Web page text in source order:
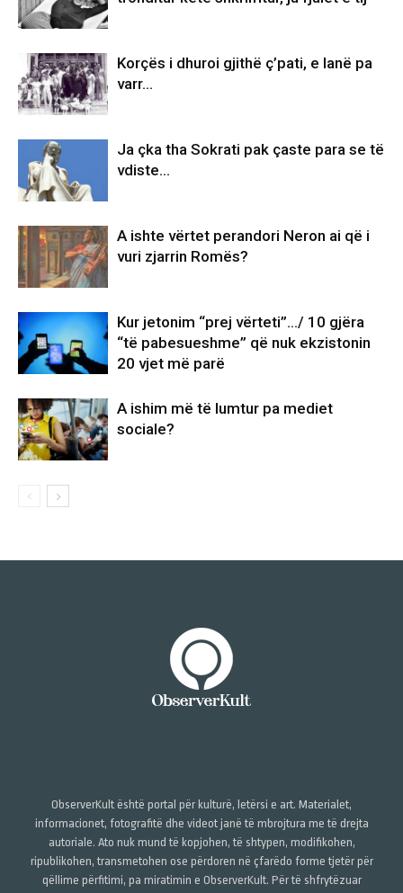
Korçës i dhuroi gjithë ç’pati, e lanë pa
varr…
Ja çka tha Sokrati pak çaste para se të
vdiste…
A ishte vërtet perandori Neron ai që i
vuri zjarrin Romës?
Kur jetonim “prej vërteti”…/ 10 gjëra
“të pabesueshme” që nuk ekzistonin
20 vjet më parë
A ishim më të lumtur pa mediet
sociale?
ObserverKult është portal për kulturë, letërsi e art. Materialet,
informacionet, fotografitë dhe videot janë të mbrojtura me të drejta
autoriale. Ato nuk mund të kopjohen, të shtypen, modifikohen,
ripublikohen, transmetohen ose përdoren në çfarëdo forme tjetër për
qëllime përfitimi, pa miratimin e ObserverKult. Për të shfrytëzuar